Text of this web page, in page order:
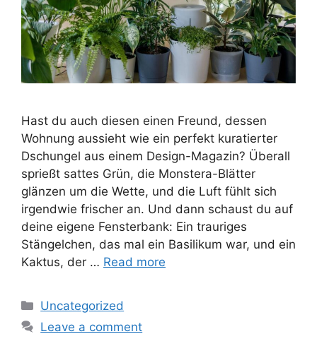
Hast du auch diesen einen Freund, dessen
Wohnung aussieht wie ein perfekt kuratierter
Dschungel aus einem Design-Magazin? Überall
sprießt sattes Grün, die Monstera-Blätter
glänzen um die Wette, und die Luft fühlt sich
irgendwie frischer an. Und dann schaust du auf
deine eigene Fensterbank: Ein trauriges
Stängelchen, das mal ein Basilikum war, und ein
Kaktus, der … Read more
Categories
Uncategorized
Leave a comment